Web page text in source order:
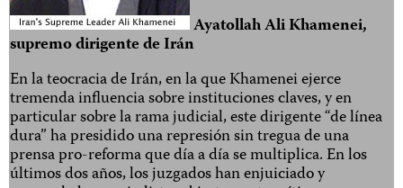
Ayatollah Ali Khamenei,
supremo dirigente de Irán
En la teocracia de Irán, en la que Khamenei ejerce
tremenda influencia sobre instituciones claves, y en
particular sobre la rama judicial, este dirigente “de línea
dura” ha presidido una represión sin tregua de una
prensa pro-reforma que día a día se multiplica. En los
últimos dos años, los juzgados han enjuiciado y